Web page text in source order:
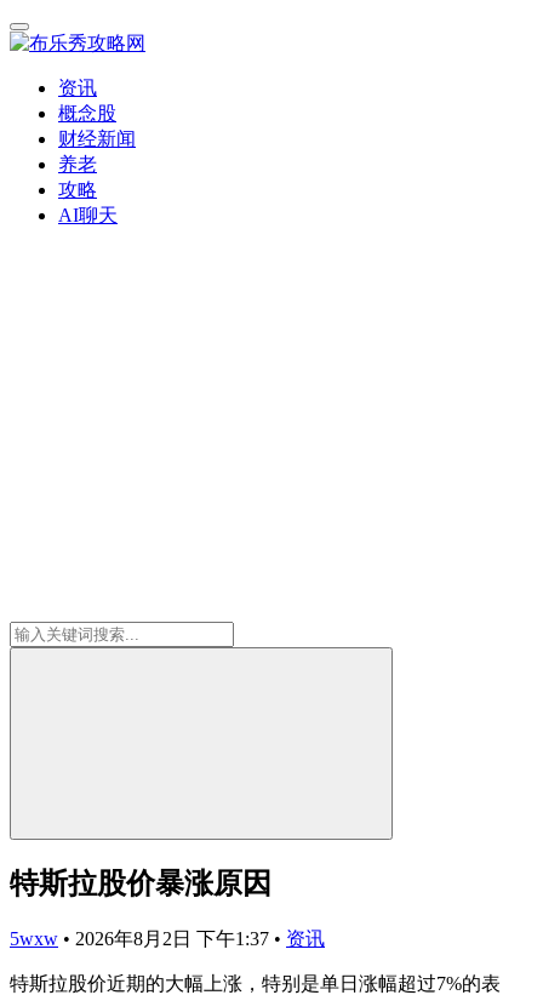
资讯
概念股
财经新闻
养老
攻略
AI聊天
特斯拉股价暴涨原因
5wxw • 2026年8月2日 下午1:37 • 资讯
特斯拉股价近期的大幅上涨，特别是单日涨幅超过7%的表